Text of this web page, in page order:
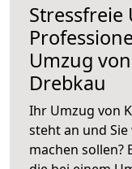
Stressfreie
Umzug
Drebkau
Ihr Umzug von
steht an und
machen sollen?